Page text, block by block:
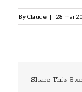
ByClaude | 28 mai
Share This